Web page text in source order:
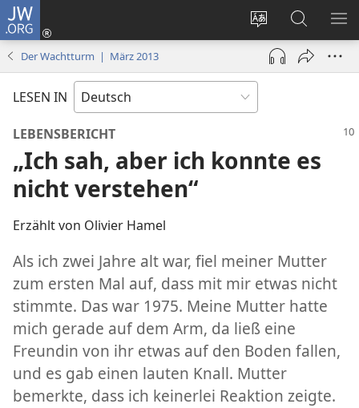
JW.ORG
Websitesprache
ändern
Anmelden
(öffnet
neues
Fenster)
Suche
Der Wachtturm | März 2013
LESEN IN
LEBENSBERICHT
„Ich sah, aber ich konnte es
nicht verstehen“
Erzählt von Olivier Hamel
Als ich zwei Jahre alt war, fiel meiner Mutter
zum ersten Mal auf, dass mit mir etwas nicht
stimmte. Das war 1975. Meine Mutter hatte
mich gerade auf dem Arm, da ließ eine
Freundin von ihr etwas auf den Boden fallen,
und es gab einen lauten Knall. Mutter
bemerkte, dass ich keinerlei Reaktion zeigte.